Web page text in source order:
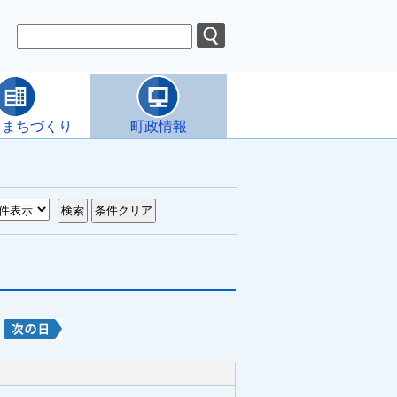
ちづくり 町政情報